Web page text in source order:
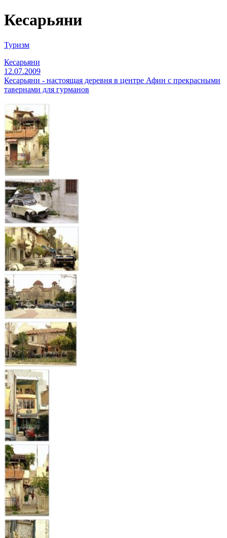
Кесарьяни
Туризм
Кесарьяни
12.07.2009
Кесарьяни - настоящая деревня в центре Афин с прекрасными
тавернами для гурманов